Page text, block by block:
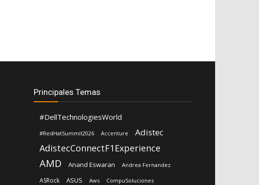
Principales Temas
#DellTechnologiesWorld
#RedHatSummit2026 Accenture Adistec
AdistecConnectF1Experience
AMD Anand Eswaran Andrea Fernandez
ASRock ASUS Aws CompuSoluciones